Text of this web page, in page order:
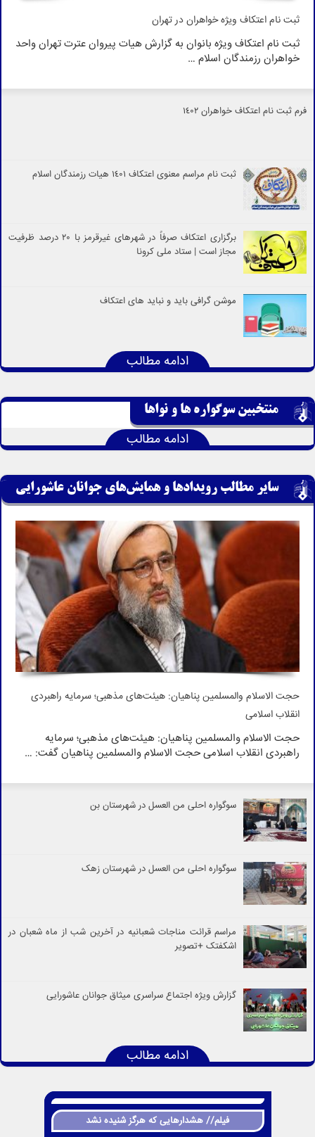
ثبت نام اعتکاف ویژه خواهران در تهران
ثبت نام اعتکاف ویژه بانوان به گزارش هیات پیروان عترت تهران واحد
خواهران رزمندگان اسلام …
فرم ثبت نام اعتکاف خواهران 1402
ثبت نام مراسم معنوی اعتکاف 1401 هیات رزمندگان اسلام
برگزاری اعتکاف صرفاً در شهرهای غیرقرمز با 20 درصد ظرفیت
مجاز است | ستاد ملی کرونا
موشن گرافی باید و نباید های اعتکاف
ادامه مطالب
منتخبین سوگواره ها و نواها
ادامه مطالب
سایر مطالب رویدادها و همایش‌های جوانان عاشورایی
حجت الاسلام والمسلمین پناهیان: هیئت‌های مذهبی؛ سرمایه راهبردی
انقلاب اسلامی
حجت الاسلام والمسلمین پناهیان: هیئت‌های مذهبی؛ سرمایه
راهبردی انقلاب اسلامی حجت الاسلام والمسلمین پناهیان گفت: …
سوگواره احلی من العسل در شهرستان بن
سوگواره احلی من العسل در شهرستان زهک
مراسم قرائت مناجات شعبانیه در آخرین شب از ماه شعبان در
اشکفتک +تصویر
گزارش ویژه اجتماع سراسری میثاق جوانان عاشورایی
ادامه مطالب
فیلم// هشدارهایی که هرگز شنیده نشد